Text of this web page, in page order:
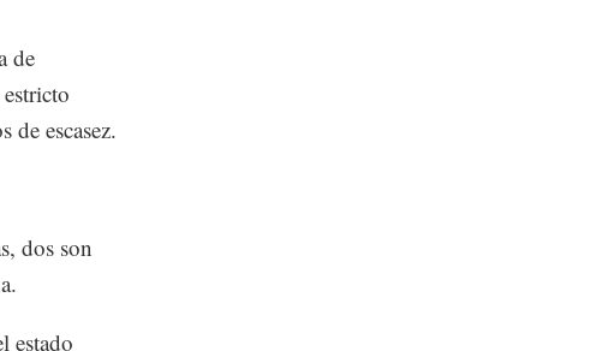
de
escasez.
dos son
estado